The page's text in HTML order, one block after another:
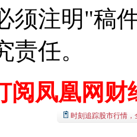
须注明"稿
责任。
阅凤凰网财
时刻追踪股市行情